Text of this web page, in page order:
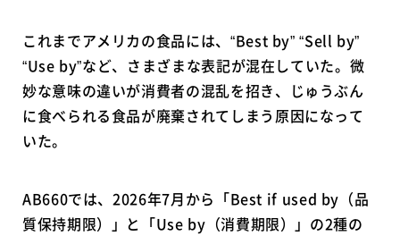
これまでアメリカの食品には、“Best by” “Sell by”
“Use by”など、さまざまな表記が混在していた。微
妙な意味の違いが消費者の混乱を招き、じゅうぶん
に食べられる食品が廃棄されてしまう原因になって
いた。
AB660では、2026年7月から「Best if used by（品
質保持期限）」と「Use by（消費期限）」の2種の